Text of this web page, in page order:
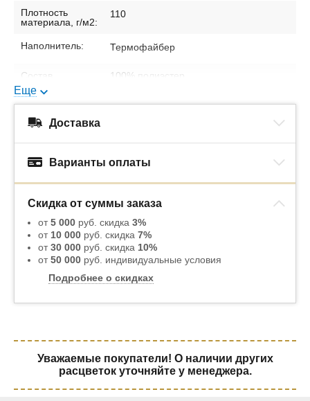
Плотность
материала, г/м2:
110
Наполнитель: Термофайбер
Состав
100% полиэстер
Упаковка: ПВХ-пакет
Еще
Доставка
Варианты оплаты
Скидка от суммы заказа
от5 000 руб. скидка 3%
от 10 000 руб. скидка 7%
от30 000 руб. скидка 10%
от50 000 руб. индивидуальные условия
Подробнее о скидках
Уважаемые покупатели! О наличии других
расцветок уточняйте у менеджера.